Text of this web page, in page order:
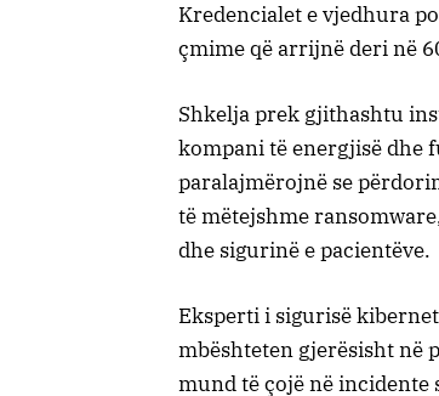
Kredencialet e vjedhura
çmime që arrijnë deri në
Shkelja prek gjithashtu
kompani të energjisë dhe
paralajmërojnë se
të mëtejshme
dhe sigurinë e pacientëve.
Eksperti i sigurisë
mbështeten gjerësisht në
mund të çojë në